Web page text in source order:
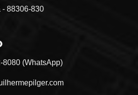
- 88306-830
8080 (WhatsApp)